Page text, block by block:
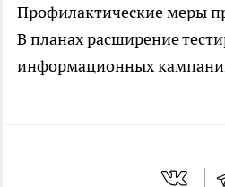
Профилактические меры
В планах расширение
информационных